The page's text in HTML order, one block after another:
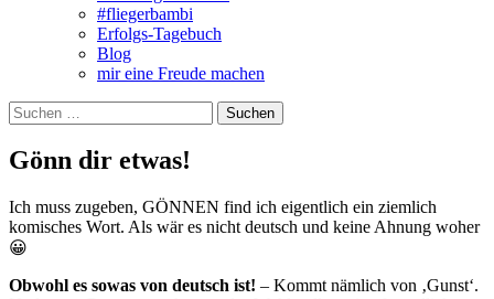
#fliegerbambi
Erfolgs-Tagebuch
Blog
mir eine Freude machen
Suchen
nach:
Gönn dir etwas!
Ich muss zugeben, GÖNNEN find ich eigentlich ein ziemlich
komisches Wort. Als wär es nicht deutsch und keine Ahnung woher
😀
Obwohl es sowas von deutsch ist! – Kommt nämlich von ‚Gunst‘.